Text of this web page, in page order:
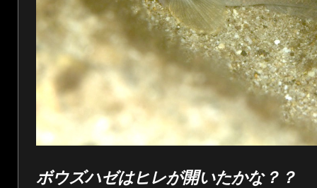
ボウズハゼはヒレが開いたかな？？